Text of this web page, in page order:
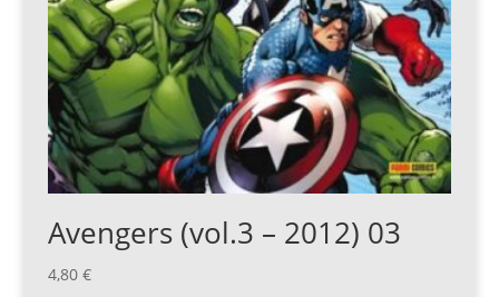
Avengers (vol.3 – 2012) 03
4,80 €